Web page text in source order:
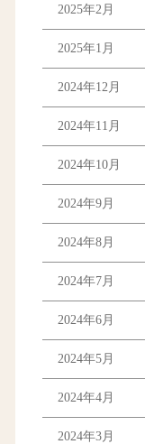
2025年2月
2025年1月
2024年12月
2024年11月
2024年10月
2024年9月
2024年8月
2024年7月
2024年6月
2024年5月
2024年4月
2024年3月